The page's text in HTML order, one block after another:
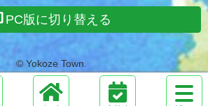
PC版に切り替える
© Yokoze Town.
サ